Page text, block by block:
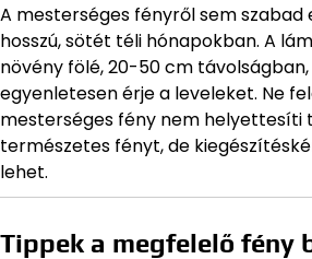
A mesterséges fényről sem szabad
hosszú, sötét téli hónapokban. A
növény fölé, 20-50 cm
egyenletesen érje a leveleket. Ne
mesterséges fény nem helyettesíti
természetes fényt, de
lehet.
Tippek a megfelelő fény